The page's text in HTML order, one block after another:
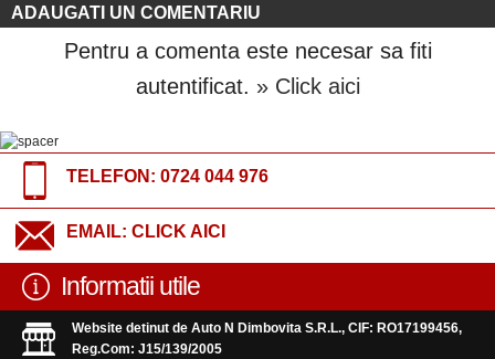
ADAUGATI UN COMENTARIU
Pentru a comenta este necesar sa fiti
autentificat. » Click aici
TELEFON: 0724 044 976
EMAIL: CLICK AICI
Informatii utile
Website detinut de Auto N Dimbovita S.R.L., CIF: RO17199456,
Reg.Com: J15/139/2005